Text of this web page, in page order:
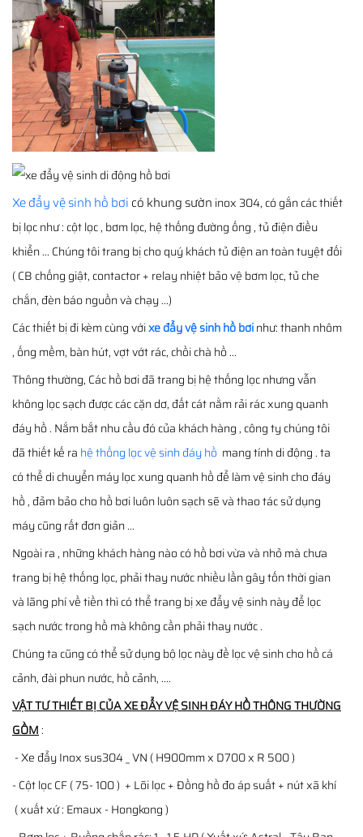
Xe đẩy vệ sinh hồ bơi có khung sườn inox 304, có gắn các thiết
bị lọc như : cột lọc , bơm lọc, hệ thống đường ống , tủ điện điều
khiển ... Chúng tôi trang bị cho quý khách tủ điện an toàn tuyệt đối
( CB chống giật, contactor + relay nhiệt bảo vệ bơm lọc, tủ che
chắn, đèn báo nguồn và chạy ...)
Các thiết bị đi kèm cùng vớixe đẩy vệ sinh hồ bơinhư: thanh nhôm
, ống mềm, bàn hút, vợt vớt rác, chồi chà hồ ...
Thông thường, Các hồ bơi đã trang bị hệ thống lọc nhưng vẫn
không lọc sạch được các cặn dơ, đất cát nằm rải rác xung quanh
đáy hồ . Nắm bắt nhu cầu đó của khách hàng , công ty chúng tôi
đã thiết kế ra hệ thống lọc vệ sinh đáy hồ mang tính di động . ta
có thể di chuyển máy lọc xung quanh hồ để làm vệ sinh cho đáy
hồ , đảm bảo cho hồ bơi luôn luôn sạch sẽ và thao tác sử dụng
máy cũng rất đơn giản ...
Ngoài ra , những khách hàng nào có hồ bơi vừa và nhỏ mà chưa
trang bị hệ thống lọc, phải thay nước nhiều lần gây tốn thời gian
và lãng phí về tiền thì có thể trang bị xe đẩy vệ sinh này để lọc
sạch nước trong hồ mà không cần phải thay nước .
Chúng ta cũng có thể sử dụng bộ lọc này đề lọc vệ sinh cho hồ cá
cảnh, đài phun nước, hồ cảnh, ....
VẬT TƯ THIẾT BỊ CỦA XE ĐẨY VỆ SINH ĐÁY HỒ THÔNG THƯỜNG
GỒM:
- Xe đẩy Inox sus304 _ VN ( H900mm x D700 x R 500 )
- Cột lọc CF ( 75- 100 ) + Lõi lọc + Đồng hồ đo áp suất + nút xã khí
( xuất xứ : Emaux - Hongkong )